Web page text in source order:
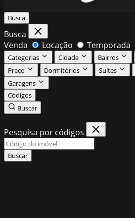
Busca
Busca
Venda
Locação Temporada
Categorias Cidade Bairros
Preço
Dormitórios Suítes
Garagens
Códigos
Buscar
Pesquisa por códigos
Buscar